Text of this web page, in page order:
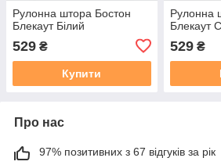
Рулонна штора Бостон
Блекаут Білий
529 ₴
Купити
Рулонна
Блекаут
529₴
Про нас
97% позитивних з 67 відгуків за рік